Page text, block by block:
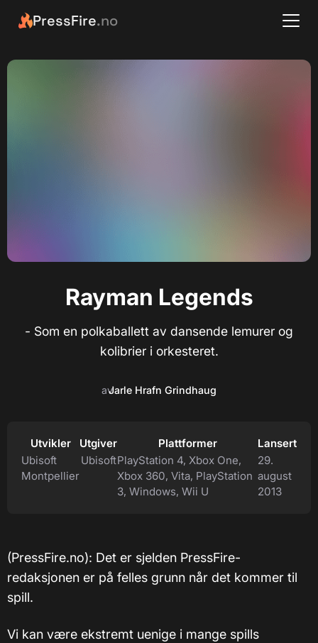
PressFire.no
Rayman Legends
- Som en polkaballett av dansende lemurer og
kolibrier i orkesteret.
avJarle Hrafn Grindhaug
Utvikler
Ubisoft
Montpellier
Utgiver
Ubisoft
Plattformer
PlayStation 4, Xbox One,
Xbox 360, Vita, PlayStation
3, Windows, Wii U
Lansert
29.
august
2013
(PressFire.no): Det er sjelden PressFire-
redaksjonen er på felles grunn når det kommer til
spill.
Vi kan være ekstremt uenige i mange spills